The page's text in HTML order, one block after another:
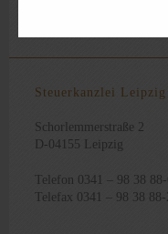
Steuerkanzlei Leipzig
Schorlemmerstraße 2
D-04155 Leipzig
Telefon 0341 – 98 38 88-0
Telefax 0341 – 98 38 88-